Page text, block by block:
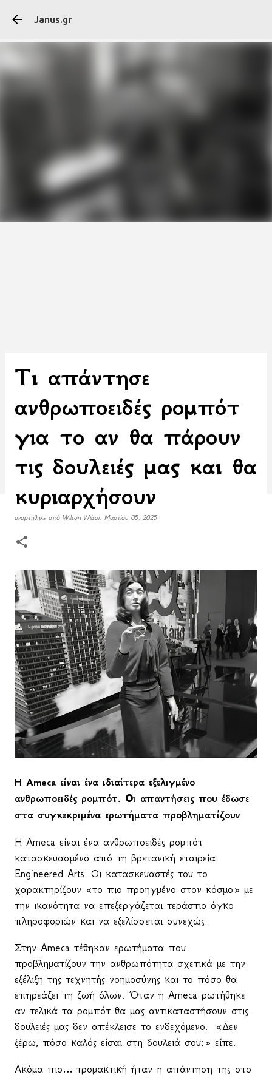
Janus.gr
Τι απάντησε
ανθρωποειδές ρομπότ
για το αν θα πάρουν
τις δουλειές μας και θα
κυριαρχήσουν
αναρτήθηκε από Wilson Wilson Μαρτίου 05, 2025
Η Ameca είναι ένα ιδιαίτερα εξελιγμένο
ανθρωποειδές ρομπότ. Οι απαντήσεις που έδωσε
στα συγκεκριμένα ερωτήματα προβληματίζουν
H Ameca είναι ένα ανθρωποειδές ρομπότ
κατασκευασμένο από τη βρετανική εταιρεία
Engineered Arts. Οι κατασκευαστές του το
χαρακτηρίζουν «το πιο προηγμένο στον κόσμο» με
την ικανότητα να επεξεργάζεται τεράστιο όγκο
πληροφοριών και να εξελίσσεται συνεχώς.
Στην Ameca τέθηκαν ερωτήματα που
προβληματίζουν την ανθρωπότητα σχετικά με την
εξέλιξη της τεχνητής νοημοσύνης και το πόσο θα
επηρεάζει τη ζωή όλων. Όταν η Ameca ρωτήθηκε
αν τελικά τα ρομπότ θα μας αντικαταστήσουν στις
δουλειές μας δεν απέκλεισε το ενδεχόμενο.
«Δεν
ξέρω, πόσο καλός είσαι στη δουλειά σου;» είπε.
Ακόμα πιο… τρομακτική ήταν η απάντηση της στο